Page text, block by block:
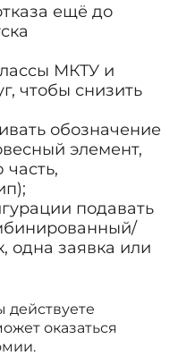
ещё до
МКТУ и
чтобы снизить
обозначение
элемент,
подавать
одна заявка или
действуете
оказаться